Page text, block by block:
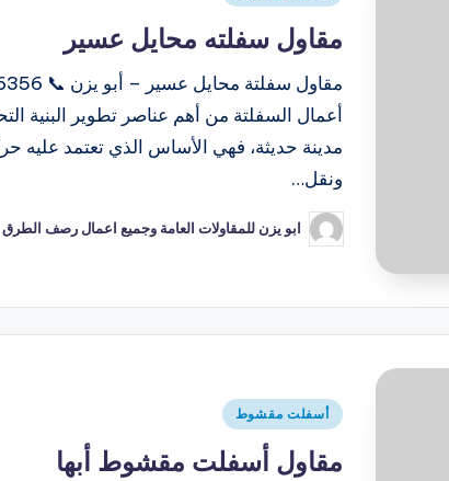
مقاول سفلته محايل عسير
أعمال السفلتة من أهم عناصر تطوير البنية
مدينة حديثة، فهي الأساس الذي تعتمد عليه
ونقل…
ابو يزن للمقاولات العامة وجميع اعمال رصف الطرق
أسفلت مقشوط
مقاول أسفلت مقشوط أبها